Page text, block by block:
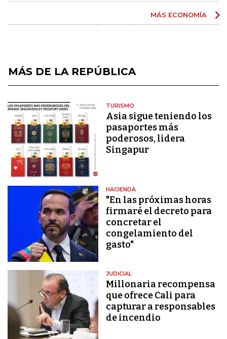
MÁS ECONOMÍA
MÁS DE LA REPÚBLICA
TURISMO
Asia sigue teniendo los
pasaportes más
poderosos, lidera
Singapur
HACIENDA
"En las próximas horas
firmaré el decreto para
concretar el
congelamiento del
gasto"
JUDICIAL
Millonaria recompensa
que ofrece Cali para
capturar a responsables
de incendio